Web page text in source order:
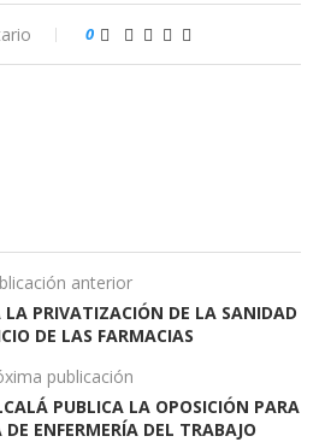
0
anterior
LA PRIVATIZACIÓN DE LA SANIDAD
DE LAS FARMACIAS
publicación
PUBLICA LA OPOSICIÓN PARA
ENFERMERÍA DEL TRABAJO